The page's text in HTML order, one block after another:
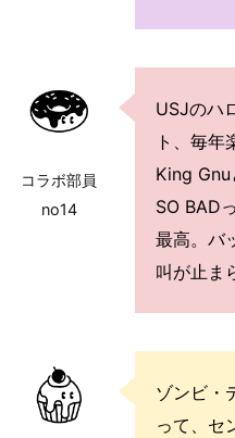
コラボ部員
no14
USJのハ
ト、毎年
King Gnu
SO BAD
最高。バ
叫が止ま
ゾンビ・
って、セ